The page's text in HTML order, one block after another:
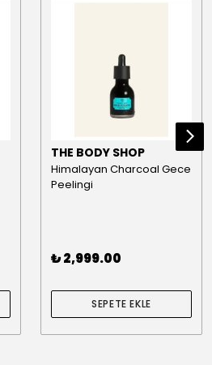
THE BODY SHOP
Himalayan Charcoal Gece
Peelingi
₺ 2,999.00
SEPETE EKLE